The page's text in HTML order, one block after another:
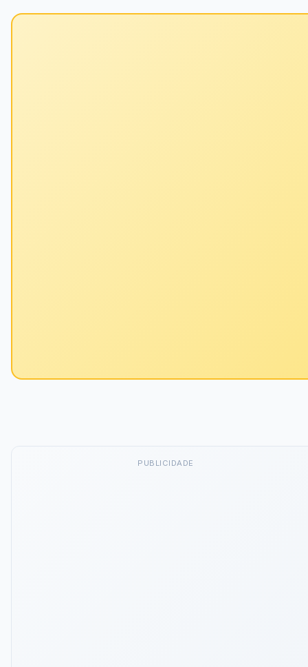
PUBLICIDADE